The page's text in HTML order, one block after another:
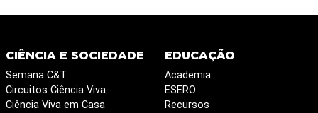
CIÊNCIA E SOCIEDADE
Semana C&T
Circuitos Ciência Viva
Ciência Viva em Casa
EDUCAÇÃO
Academia
ESERO
Recursos